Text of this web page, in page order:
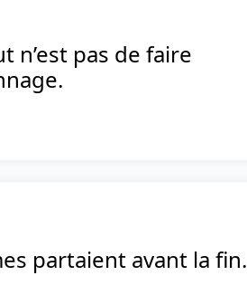
n’est pas de faire
partaient avant la fin.